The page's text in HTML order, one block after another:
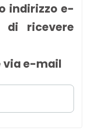
indirizzo e-
di ricevere
via e-mail